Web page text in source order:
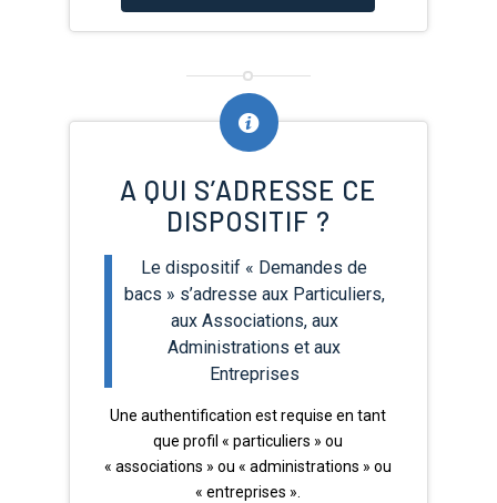
A QUI S’ADRESSE CE
DISPOSITIF ?
Le dispositif « Demandes de
bacs » s’adresse aux Particuliers,
aux Associations, aux
Administrations et aux
Entreprises
Une authentification est requise en tant
que profil « particuliers » ou
« associations » ou « administrations » ou
« entreprises ».